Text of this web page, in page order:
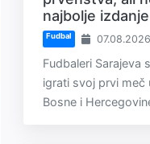
najbolje izdanje
Fudbal
Fudbaleri Sarajeva
igrati svoj prvi meč
Bosne i